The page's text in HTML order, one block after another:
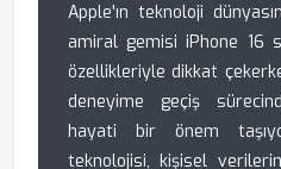
Apple'ın teknoloji
amiral gemisi iPhone 16
özellikleriyle dikkat
deneyime geçiş
hayati bir önem
teknolojisi, kişisel